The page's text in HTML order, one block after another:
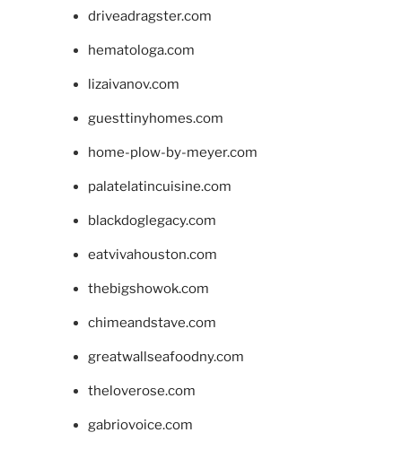
driveadragster.com
hematologa.com
lizaivanov.com
guesttinyhomes.com
home-plow-by-meyer.com
palatelatincuisine.com
blackdoglegacy.com
eatvivahouston.com
thebigshowok.com
chimeandstave.com
greatwallseafoodny.com
theloverose.com
gabriovoice.com